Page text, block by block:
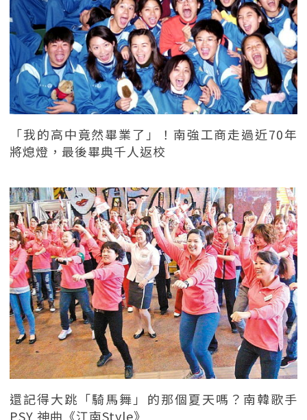
「我的高中竟然畢業了」！南強工商走過近70年
將熄燈，最後畢典千人返校
還記得大跳「騎馬舞」的那個夏天嗎？南韓歌手
PSY 神曲《江南Style》